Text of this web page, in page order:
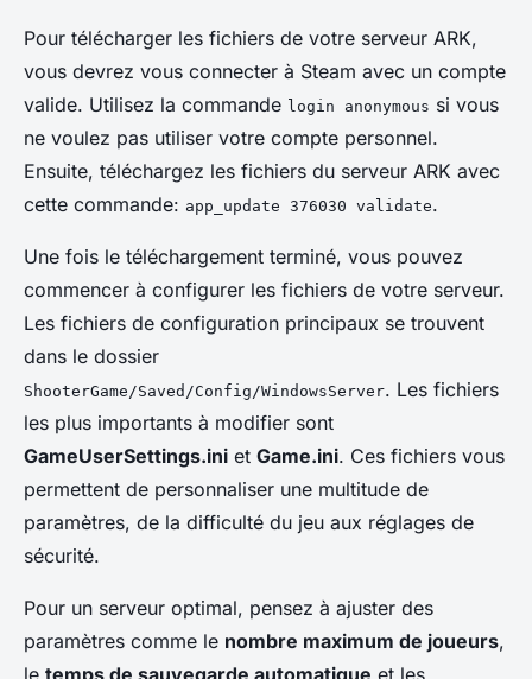
Pour télécharger les fichiers de votre serveur ARK,
vous devrez vous connecter à Steam avec un compte
valide. Utilisez la commande login anonymous si vous
ne voulez pas utiliser votre compte personnel.
Ensuite, téléchargez les fichiers du serveur ARK avec
cette commande: app_update 376030 validate.
Une fois le téléchargement terminé, vous pouvez
commencer à configurer les fichiers de votre serveur.
Les fichiers de configuration principaux se trouvent
dans le dossier
ShooterGame/Saved/Config/WindowsServer. Les fichiers
les plus importants à modifier sont
GameUserSettings.ini et Game.ini. Ces fichiers vous
permettent de personnaliser une multitude de
paramètres, de la difficulté du jeu aux réglages de
sécurité.
Pour un serveur optimal, pensez à ajuster des
paramètres comme le nombre maximum de joueurs,